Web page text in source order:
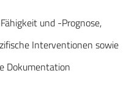
und -Prognose,
Interventionen sowie
Dokumentation